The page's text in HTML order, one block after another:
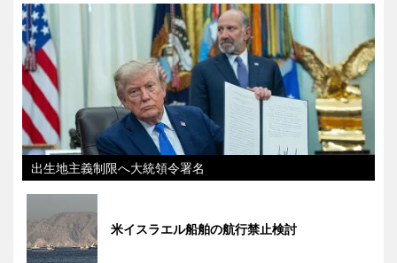
出生地主義制限へ大統領令署名
米イスラエル船舶の航行禁止検討